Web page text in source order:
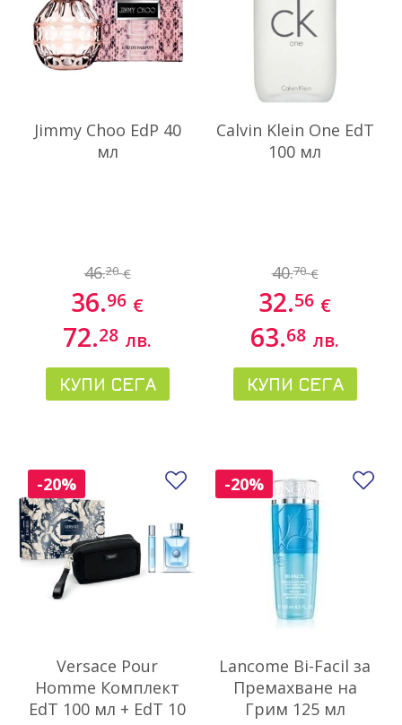
Jimmy Choo EdP 40
мл
46.20 €
36.96 €
72.28 лв.
КУПИ СЕГА
Calvin Klein One EdT
100 мл
40.70 €
32.56 €
63.68 лв.
КУПИ СЕГА
Versace Pour
Homme Комплект
EdT 100 мл + EdT 10
-20% Добави в любими
Lancome Bi-Facil за
Премахване на
Грим 125 мл
-20%